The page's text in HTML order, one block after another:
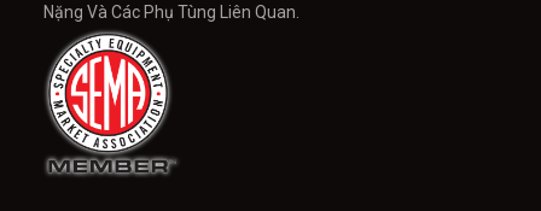
Nặng Và Các Phụ Tùng Liên Quan.